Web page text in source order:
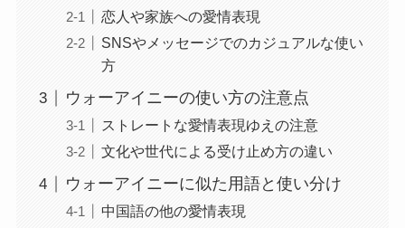
恋人や家族への愛情表現
SNSやメッセージでのカジュアルな使い
方
ウォーアイニーの使い方の注意点
ストレートな愛情表現ゆえの注意
文化や世代による受け止め方の違い
ウォーアイニーに似た用語と使い分け
中国語の他の愛情表現